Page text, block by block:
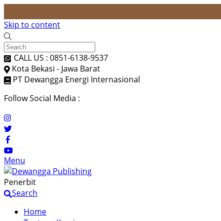
Skip to content
CALL US : 0851-6138-9537
Kota Bekasi - Jawa Barat
PT Dewangga Energi Internasional
Follow Social Media :
Menu
Penerbit
Search
Home